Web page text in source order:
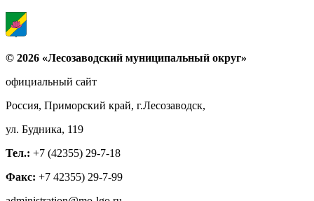
© 2026 «Лесозаводский муниципальный округ»
официальный сайт
Россия, Приморский край, г.Лесозаводск,
ул. Будника, 119
Тел.: +7 (42355) 29-7-18
Факс: +7 42355) 29-7-99